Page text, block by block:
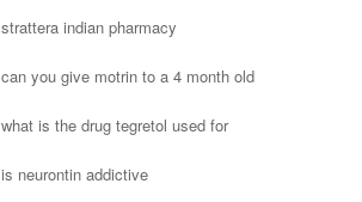
strattera indian pharmacy
can you give motrin to a 4 month old
what is the drug tegretol used for
is neurontin addictive